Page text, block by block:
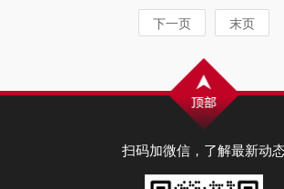
下一页 末页
扫码加微信，了解最新动